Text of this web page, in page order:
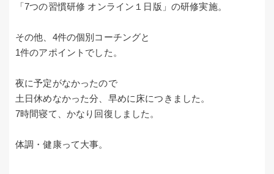
「7つの習慣研修 オンライン１日版」の研修実施。
その他、4件の個別コーチングと
1件のアポイントでした。
夜に予定がなかったので
土日休めなかった分、早めに床につきました。
7時間寝て、かなり回復しました。
体調・健康って大事。